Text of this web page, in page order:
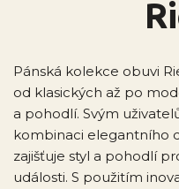
Pánská kolekce obuvi
od klasických až po
a pohodlí. Svým
kombinaci elegantního
zajišťuje styl a pohodlí
události. S použitím